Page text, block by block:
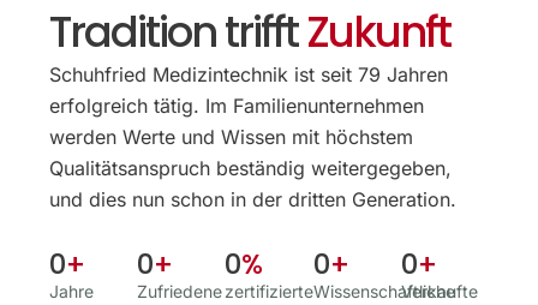
Tradition trifftZukunft
Schuhfried Medizintechnik ist seit 79 Jahren
erfolgreich tätig. Im Familien­unternehmen
werden Werte und Wissen mit höchstem
Qualitäts­anspruch beständig weitergegeben,
und dies nun schon in der dritten Generation.
Jahre
0+
Zufriedene
0+
zertifizierte
0%
Wissenschaftliche
0+
Verkaufte
0+